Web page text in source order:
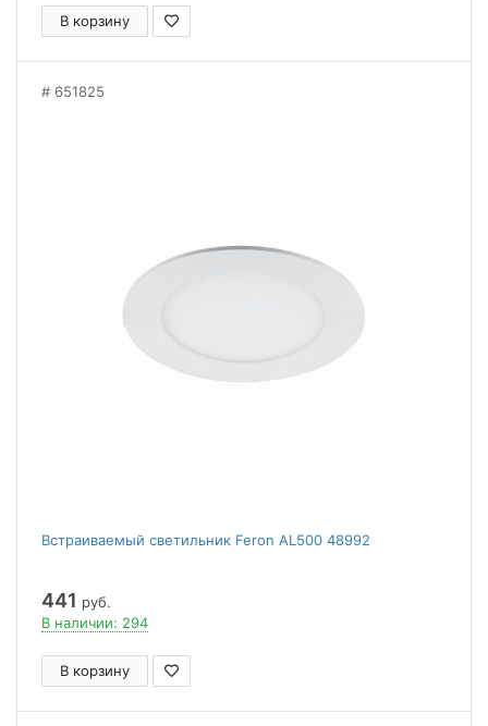
В корзину
651825
Встраиваемый светильник Feron AL500 48992
441 руб.
В наличии: 294
В корзину